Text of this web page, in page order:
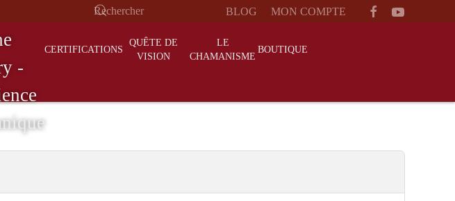
BLOG MON COMPTE
CERTIFICATIONS
QUÊTE DE
VISION
LE
CHAMANISME
BOUTIQUE